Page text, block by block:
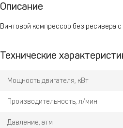
Описание
Винтовой компрессор без ресивера
Технические
Мощность двигателя, кВт
Производительность, л/мин
Давление, атм